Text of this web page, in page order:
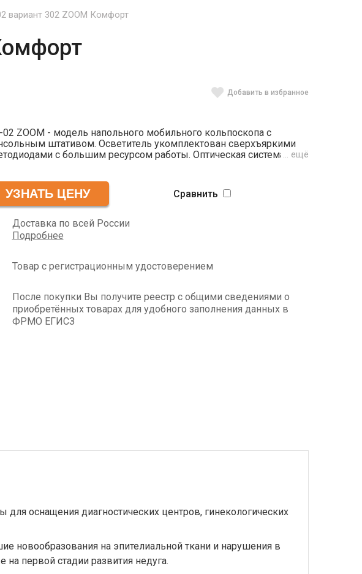
вариант 302 ZOOM Комфорт
Добавить в избранное
ZOOM - модель напольного мобильного кольпоскопа с
штативом. Осветитель укомплектован сверхъяркими
с большим ресурсом работы. Оптическая система
образом, что врач может регулировать оптическую головку
правой, так и левой рукой.
… ещё
Сравнить
Доставка по всей России
Подробнее
Товар с регистрационным удостоверением
После покупки Вы получите реестр с общими сведениями о
приобретённых товарах для удобного заполнения данных в
ФРМО ЕГИСЗ
оснащения диагностических центров, гинекологических
новообразования на эпителиальной ткани и нарушения в
первой стадии развития недуга.